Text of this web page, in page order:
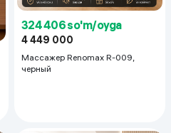
324 406 so'm/oyga
4 449 000
Массажер Renomax R-009,
черный